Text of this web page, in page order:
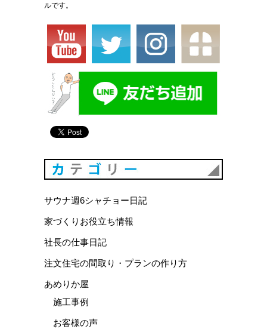
ルです。
サウナ週6シャチョー日記
家づくりお役立ち情報
社長の仕事日記
注文住宅の間取り・プランの作り方
あめりか屋
施工事例
お客様の声